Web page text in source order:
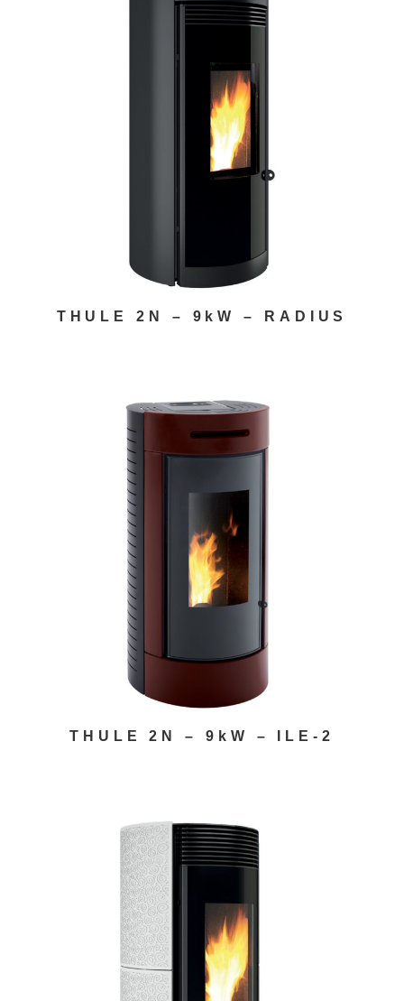
THULE 2N – 9kW – RADIUS
THULE 2N – 9kW – ILE-2